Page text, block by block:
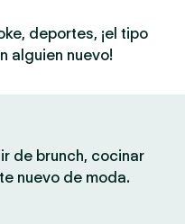
deportes, ¡el tipo
alguien nuevo!
de brunch, cocinar
nuevo de moda.